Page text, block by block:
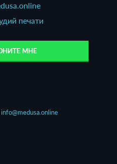
печати
МНЕ
info@medusa.online